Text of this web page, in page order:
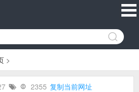
>
2355 复制当前网址